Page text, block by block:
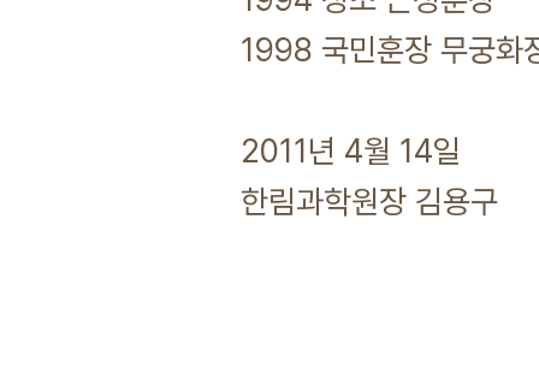
1998 국민훈장 무궁화
2011년 4월 14일
한림과학원장 김용구